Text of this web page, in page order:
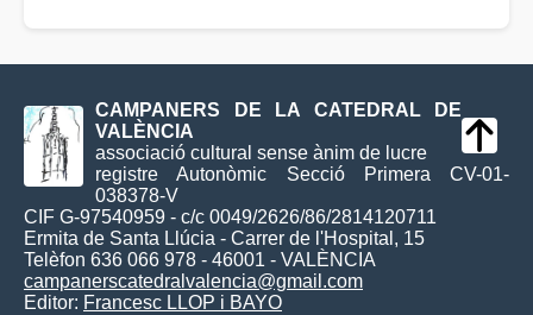
CAMPANERS DE LA CATEDRAL DE
VALÈNCIA
associació cultural sense ànim de lucre
registre Autonòmic Secció Primera CV-01-
038378-V
CIF G-97540959 - c/c 0049/2626/86/2814120711
Ermita de Santa Llúcia - Carrer de l'Hospital, 15
Telèfon 636 066 978 - 46001 - VALÈNCIA
campanerscatedralvalencia@gmail.com
Editor: Francesc LLOP i BAYO